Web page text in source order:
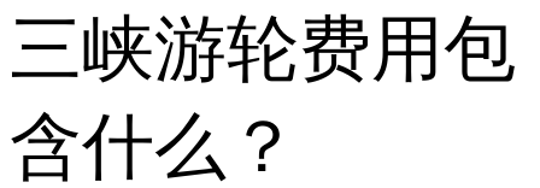
三峡游轮费用包
含什么？